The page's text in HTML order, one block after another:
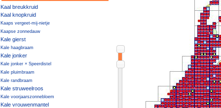
Kaal breukkruid
Kaal knopkruid
Kaaps vergeet-mij-nietje
Kaapse zonnedauw
Kale gierst
Kale haagbraam
Kale jonker
Kale jonker × Speerdistel
Kale pluimbraam
Kale randbraam
Kale struweelroos
Kale voorjaarszonnebloem
Kale vrouwenmantel